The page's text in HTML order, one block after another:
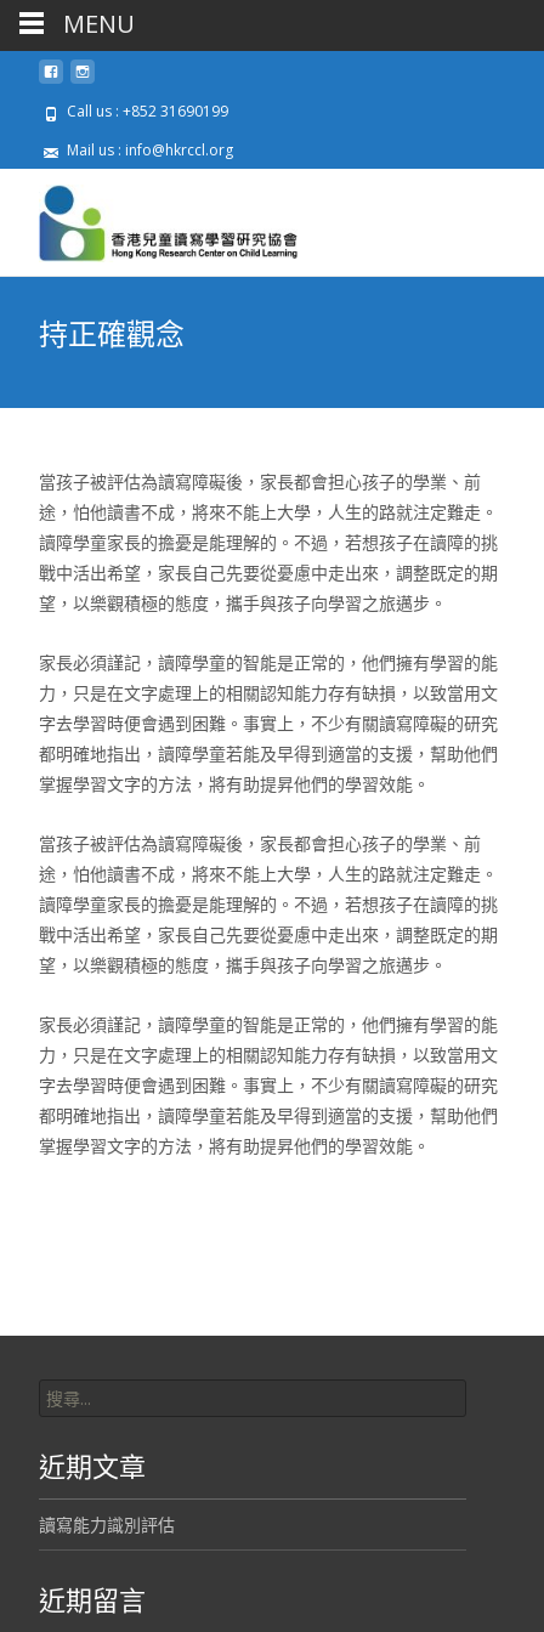
Call us : +852 31690199
Mail us : info@hkrccl.org
持正確觀念
當孩子被評估為讀寫障礙後，家長都會担心孩子的學業、前
途，怕他讀書不成，將來不能上大學，人生的路就注定難走。
讀障學童家長的擔憂是能理解的。不過，若想孩子在讀障的挑
戰中活出希望，家長自己先要從憂慮中走出來，調整既定的期
望，以樂觀積極的態度，攜手與孩子向學習之旅邁步。
家長必須謹記，讀障學童的智能是正常的，他們擁有學習的能
力，只是在文字處理上的相關認知能力存有缺損，以致當用文
字去學習時便會遇到困難。事實上，不少有關讀寫障礙的研究
都明確地指出，讀障學童若能及早得到適當的支援，幫助他們
掌握學習文字的方法，將有助提昇他們的學習效能。
當孩子被評估為讀寫障礙後，家長都會担心孩子的學業、前
途，怕他讀書不成，將來不能上大學，人生的路就注定難走。
讀障學童家長的擔憂是能理解的。不過，若想孩子在讀障的挑
戰中活出希望，家長自己先要從憂慮中走出來，調整既定的期
望，以樂觀積極的態度，攜手與孩子向學習之旅邁步。
家長必須謹記，讀障學童的智能是正常的，他們擁有學習的能
力，只是在文字處理上的相關認知能力存有缺損，以致當用文
字去學習時便會遇到困難。事實上，不少有關讀寫障礙的研究
都明確地指出，讀障學童若能及早得到適當的支援，幫助他們
掌握學習文字的方法，將有助提昇他們的學習效能。
尋
鍵
字:
近期文章
讀寫能力識別評估
近期留言
MENU